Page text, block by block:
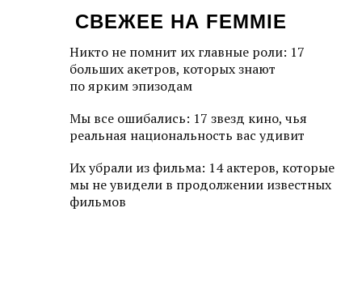
СВЕЖЕЕ НА FEMMIE
Никто не помнит их главные роли: 17
больших акетров, которых знают
по ярким эпизодам
Мы все ошибались: 17 звезд кино, чья
реальная национальность вас удивит
Их убрали из фильма: 14 актеров, которые
мы не увидели в продолжении известных
фильмов